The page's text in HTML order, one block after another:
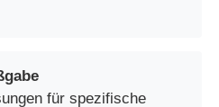
für spezifische